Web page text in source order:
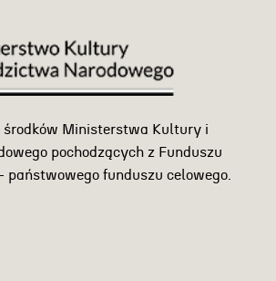
środków Ministerstwa Kultury i
pochodzących z Funduszu
państwowego funduszu celowego.